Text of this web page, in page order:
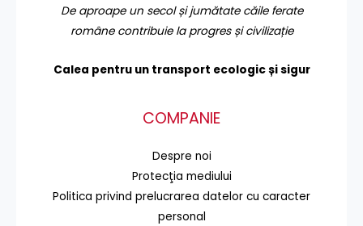
De aproape un secol și jumătate căile ferate
române contribuie la progres și civilizație
Calea pentru un transport ecologic și sigur
COMPANIE
Despre noi
Protecţia mediului
Politica privind prelucrarea datelor cu caracter
personal